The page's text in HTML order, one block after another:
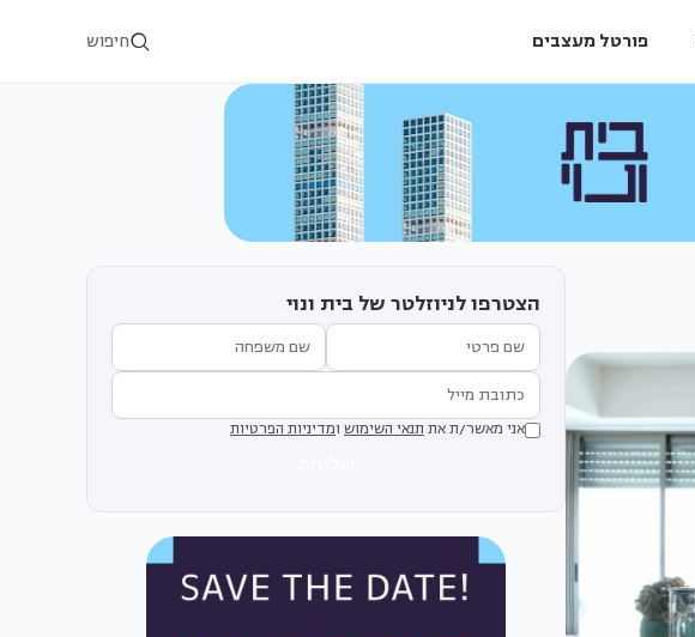
פורטל מעצבים חיפוש
הצטרפו לניוזלטר של בית ונוי
אני מאשר/ת אתתנאי השימוש ומדיניות הפרטיות